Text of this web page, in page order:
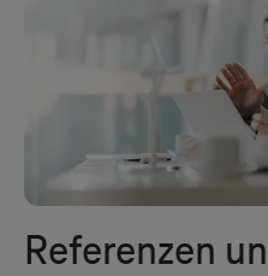
Referenzen